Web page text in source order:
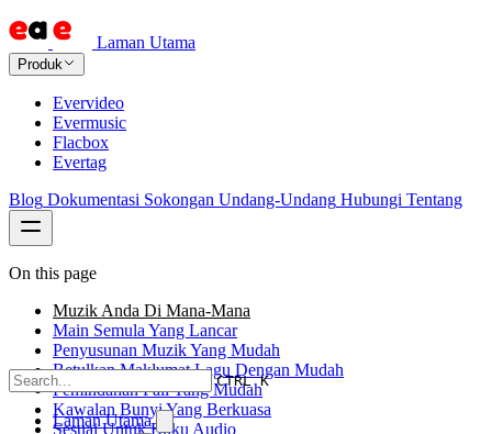
Laman Utama
Produk
Evervideo
Evermusic
Flacbox
Evertag
Blog Dokumentasi Sokongan Undang-Undang Hubungi Tentang
CTRL K
Laman Utama
On this page
Muzik Anda Di Mana-Mana
Main Semula Yang Lancar
Penyusunan Muzik Yang Mudah
Betulkan Maklumat Lagu Dengan Mudah
Pemindahan Fail Yang Mudah
Kawalan Bunyi Yang Berkuasa
Sesuai Untuk Buku Audio